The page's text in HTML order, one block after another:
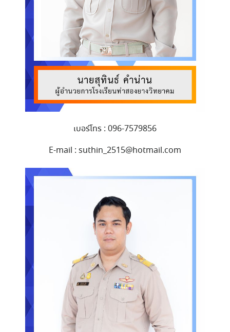
เบอร์โทร : 096-7579856
E-mail : suthin_2515@hotmail.com